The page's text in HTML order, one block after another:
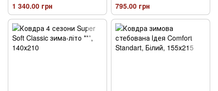
1 340.00 грн 795.00 грн